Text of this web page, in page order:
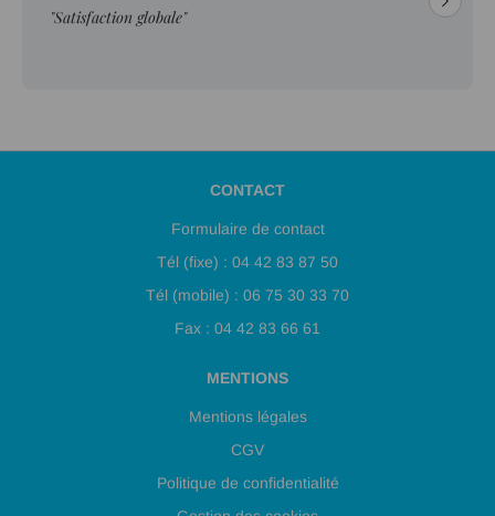
"Satisfaction globale"
CONTACT
Formulaire de contact
Tél (fixe) : 04 42 83 87 50
Tél (mobile) : 06 75 30 33 70
Fax : 04 42 83 66 61
MENTIONS
Mentions légales
CGV
Politique de confidentialité